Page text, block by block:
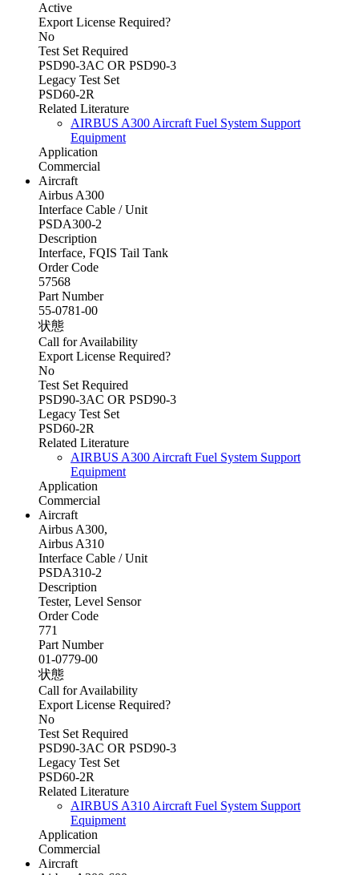
Active
Export License Required?
No
Test Set Required
PSD90-3AC OR PSD90-3
Legacy Test Set
PSD60-2R
Related Literature
AIRBUS A300 Aircraft Fuel System Support
Equipment
Application
Commercial
Aircraft
Airbus A300
Interface Cable / Unit
PSDA300-2
Description
Interface, FQIS Tail Tank
Order Code
57568
Part Number
55-0781-00
状態
Call for Availability
Export License Required?
No
Test Set Required
PSD90-3AC OR PSD90-3
Legacy Test Set
PSD60-2R
Related Literature
AIRBUS A300 Aircraft Fuel System Support
Equipment
Application
Commercial
Aircraft
Airbus A300,
Airbus A310
Interface Cable / Unit
PSDA310-2
Description
Tester, Level Sensor
Order Code
771
Part Number
01-0779-00
状態
Call for Availability
Export License Required?
No
Test Set Required
PSD90-3AC OR PSD90-3
Legacy Test Set
PSD60-2R
Related Literature
AIRBUS A310 Aircraft Fuel System Support
Equipment
Application
Commercial
Aircraft